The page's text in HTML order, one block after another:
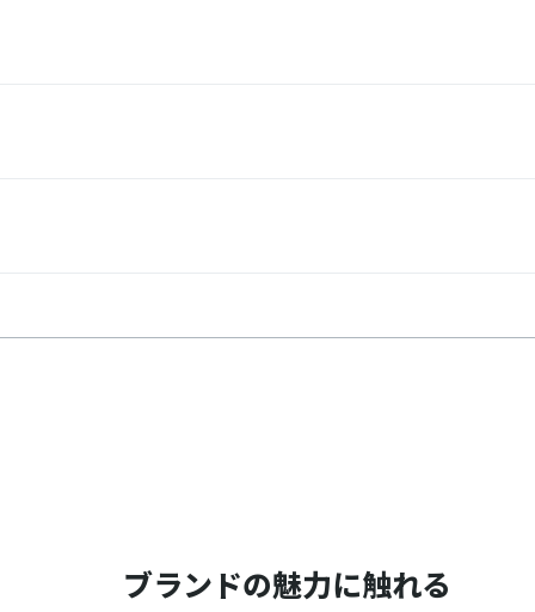
ブランドの魅力に触れる